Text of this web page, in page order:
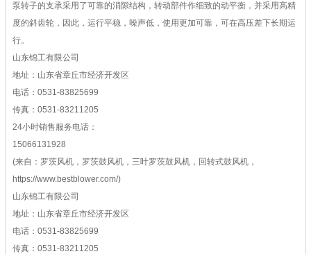
泵转子的支承采用了可靠的消隙结构，转动部件作细致的动平衡，并采用高精
度的斜齿轮，因此，运行平稳，噪声低，使用更加可靠，可在高压差下长期运
行。
山东锦工有限公司
地址：山东省章丘市经济开发区
电话：0531-83825699
传真：0531-83211205
24小时销售服务电话：
15066131928
(来自：罗茨风机，罗茨鼓风机，三叶罗茨鼓风机，回转式鼓风机，
https://www.bestblower.com/)
山东锦工有限公司
地址：山东省章丘市经济开发区
电话：0531-83825699
传真：0531-83211205